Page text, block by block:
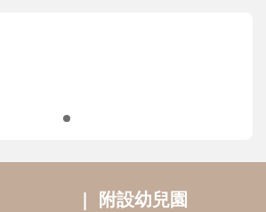
附設幼兒園